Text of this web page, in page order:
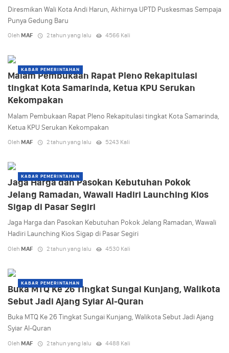
Diresmikan Wali Kota Andi Harun, Akhirnya UPTD Puskesmas Sempaja
Punya Gedung Baru
Oleh MAF 2 tahun yang lalu 4566 Kali
KABAR PEMERINTAHAN
Malam Pembukaan Rapat Pleno Rekapitulasi
tingkat Kota Samarinda, Ketua KPU Serukan
Kekompakan
Malam Pembukaan Rapat Pleno Rekapitulasi tingkat Kota Samarinda,
Ketua KPU Serukan Kekompakan
Oleh MAF 2 tahun yang lalu 5243 Kali
KABAR PEMERINTAHAN
Jaga Harga dan Pasokan Kebutuhan Pokok
Jelang Ramadan, Wawali Hadiri Launching Kios
Sigap di Pasar Segiri
Jaga Harga dan Pasokan Kebutuhan Pokok Jelang Ramadan, Wawali
Hadiri Launching Kios Sigap di Pasar Segiri
Oleh MAF 2 tahun yang lalu 4530 Kali
KABAR PEMERINTAHAN
Buka MTQ Ke 26 Tingkat Sungai Kunjang, Walikota
Sebut Jadi Ajang Syiar Al-Quran
Buka MTQ Ke 26 Tingkat Sungai Kunjang, Walikota Sebut Jadi Ajang
Syiar Al-Quran
Oleh MAF 2 tahun yang lalu 4488 Kali